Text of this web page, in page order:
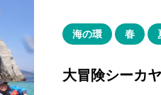
海の環 春
大冒険シーカ